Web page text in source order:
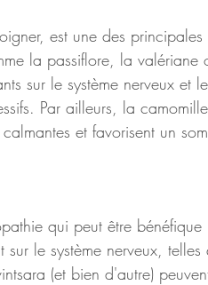
est une des principales
la passiflore, la valériane
sur le système nerveux et
Par ailleurs, la
et favorisent un
qui peut être
sur le système nerveux,
(et bien d'autre)